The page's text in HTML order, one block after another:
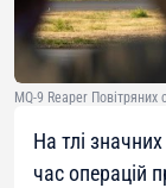
MQ-9 Reaper
На тлі
час операцій